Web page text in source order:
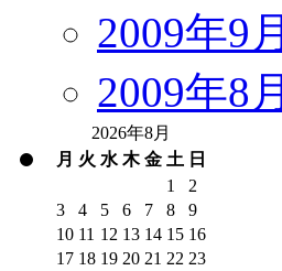
2009年9月
2009年8月
2026年8月
月 火 水 木 金 土 日
1
2
3
4 5 6 7 8
9
10 11 12 13 14 15 16
17 18 19 20 21 22 23